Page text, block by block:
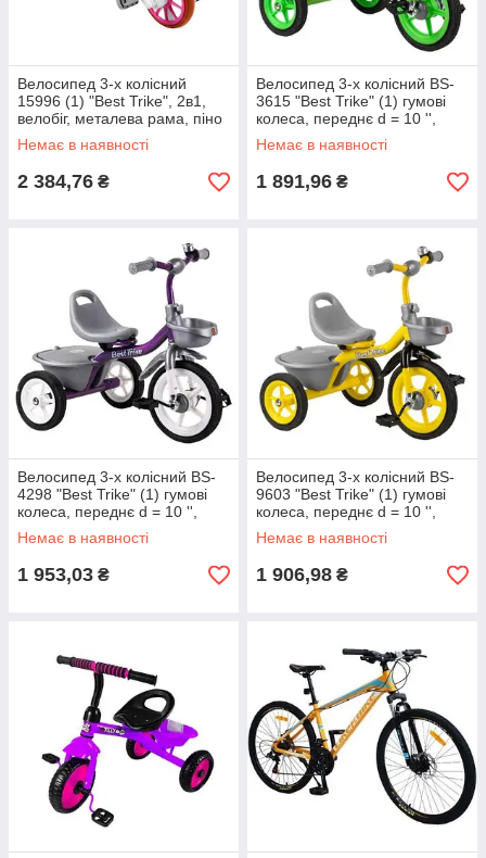
Велосипед 3-х колісний
15996 (1) "Best Trike", 2в1,
велобіг, металева рама, піно
колесо EVA, переднє d =
21см,
Немає в наявності
2 384,76 ₴
Велосипед 3-х колісний BS-
3615 "Best Trike" (1) гумові
колеса, переднє d = 10 '',
заднє d = 8 '', дзвіночок, 2
Немає в наявності
1 891,96 ₴
Велосипед 3-х колісний BS-
4298 "Best Trike" (1) гумові
колеса, переднє d = 10 '',
заднє d = 8 '', дзвіночок, 2
Немає в наявності
1 953,03 ₴
Велосипед 3-х колісний BS-
9603 "Best Trike" (1) гумові
колеса, переднє d = 10 '',
заднє d = 8 '', дзвіночок, 2
Немає в наявності
1 906,98 ₴